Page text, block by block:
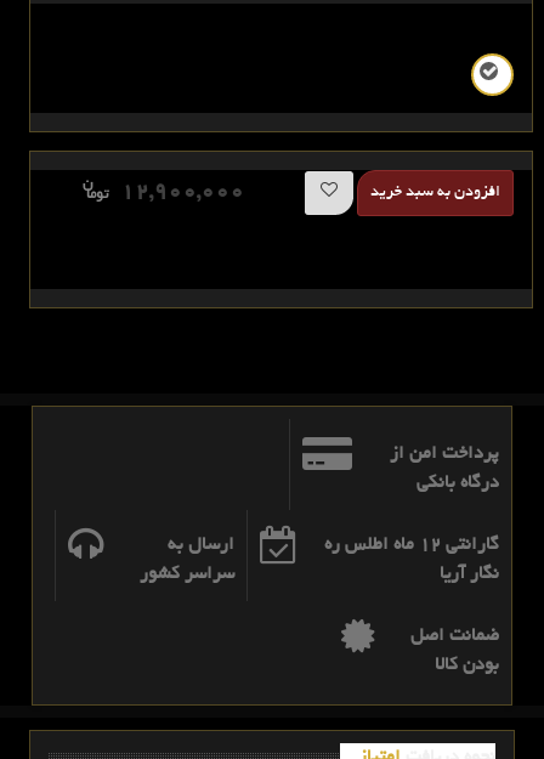
افزودن به سبد خرید توما
ن 12,900,000
پرداخت امن از
درگاه بانکی
گارانتی 12 ماه اطلس ره
نگار آریا
ارسال به
سراسر کشور
ضمانت اصل
بودن کالا